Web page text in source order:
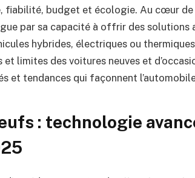
fiabilité, budget et écologie. Au cœur
par sa capacité à offrir des solutions
hybrides, électriques ou
limites des voitures neuves et
et tendances qui façonnent
: technologie